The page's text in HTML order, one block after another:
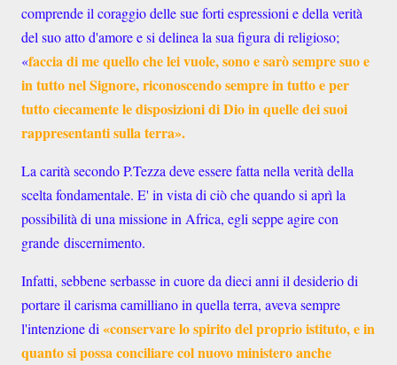
comprende il coraggio delle sue forti espressioni e della verità
del suo atto d'amore e si delinea la sua figura di religioso;
«faccia di me quello che lei vuole, sono e sarò sempre suo e
in tutto nel Signore, riconoscendo sempre in tutto e per
tutto ciecamente le disposizioni di Dio in quelle dei suoi
rappresentanti sulla terra».
La carità secondo P.Tezza deve essere fatta nella verità della
scelta fondamentale. E' in vista di ciò che quando si aprì la
possibilità di una missione in Africa, egli seppe agire con
grande discernimento.
Infatti, sebbene serbasse in cuore da dieci anni il desiderio di
portare il carisma camilliano in quella terra, aveva sempre
l'intenzione di«conservare lo spirito del proprio istituto, e in
quanto si possa conciliare col nuovo ministero anche